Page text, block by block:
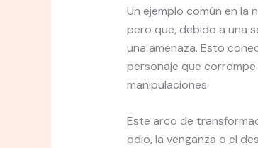
Un ejemplo común en la
pero que, debido a una
una amenaza. Esto
personaje que
manipulaciones.
Este arco de
odio, la venganza o el